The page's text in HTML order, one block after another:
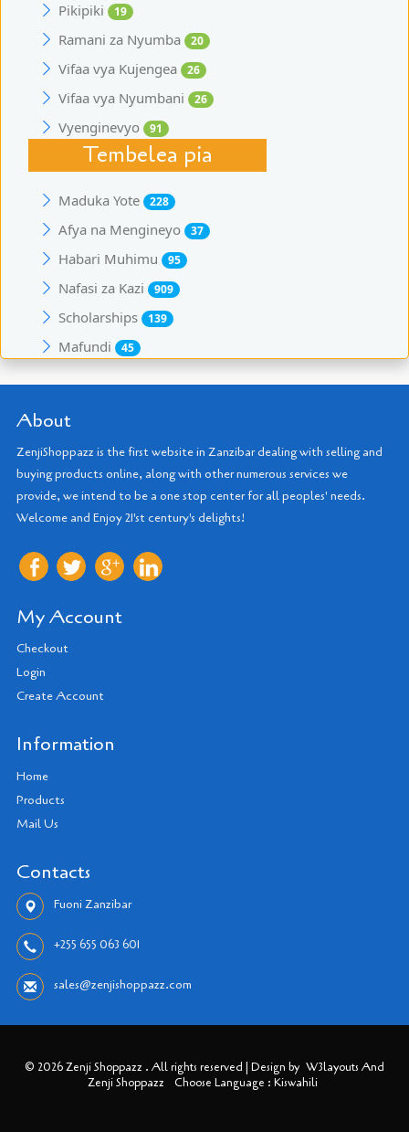
Pikipiki 19
Ramani za Nyumba 20
Vifaa vya Kujengea 26
Vifaa vya Nyumbani 26
Vyenginevyo 91
Tembelea pia
Maduka Yote 228
Afya na Mengineyo 37
Habari Muhimu 95
Nafasi za Kazi 909
Scholarships 139
Mafundi 45
About
ZenjiShoppazz is the first website in Zanzibar dealing with selling and
buying products online, along with other numerous services we
provide, we intend to be a one stop center for all peoples' needs.
Welcome and Enjoy 21'st century's delights!
My Account
Checkout
Login
Create Account
Information
Home
Products
Mail Us
Contacts
Fuoni Zanzibar
+255 655 063 601
sales@zenjishoppazz.com
© 2026 Zenji Shoppazz . All rights reserved | Design by W3layouts And
Zenji Shoppazz
Choose Language : Kiswahili